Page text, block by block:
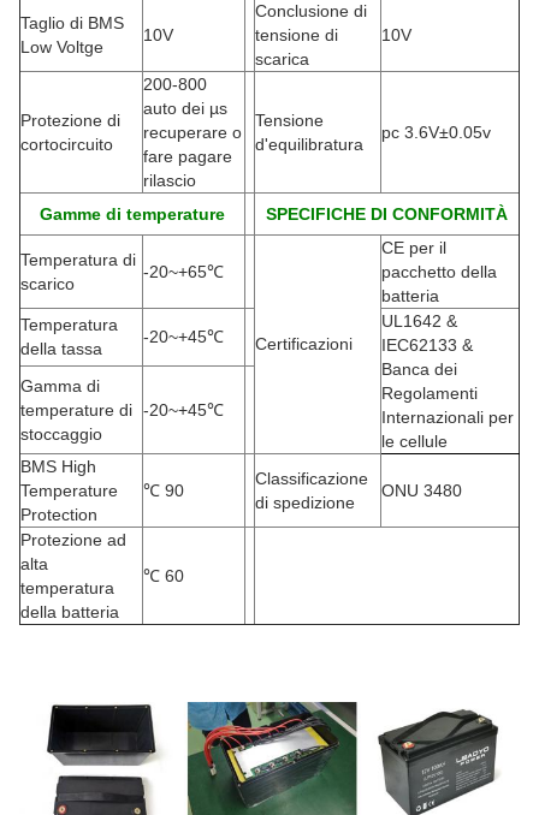
Taglio di BMS
Low Voltge
10V
Conclusione di
tensione di
scarica
10V
Protezione di
cortocircuito
200-800
auto dei µs
recuperare o
fare pagare
rilascio
Tensione
d'equilibratura
pc 3.6V±0.05v
Gamme di temperature SPECIFICHE DI CONFORMITÀ
Temperatura di
scarico
-20~+65℃
Certificazioni
CE per il
pacchetto della
batteria
Temperatura
della tassa
-20~+45℃
UL1642 &
IEC62133 &
Banca dei
Regolamenti
Internazionali per
le cellule
Gamma di
temperature di
stoccaggio
-20~+45℃
BMS High
Temperature
Protection
℃ 90
Classificazione
di spedizione
ONU 3480
Protezione ad
alta
temperatura
della batteria
℃ 60